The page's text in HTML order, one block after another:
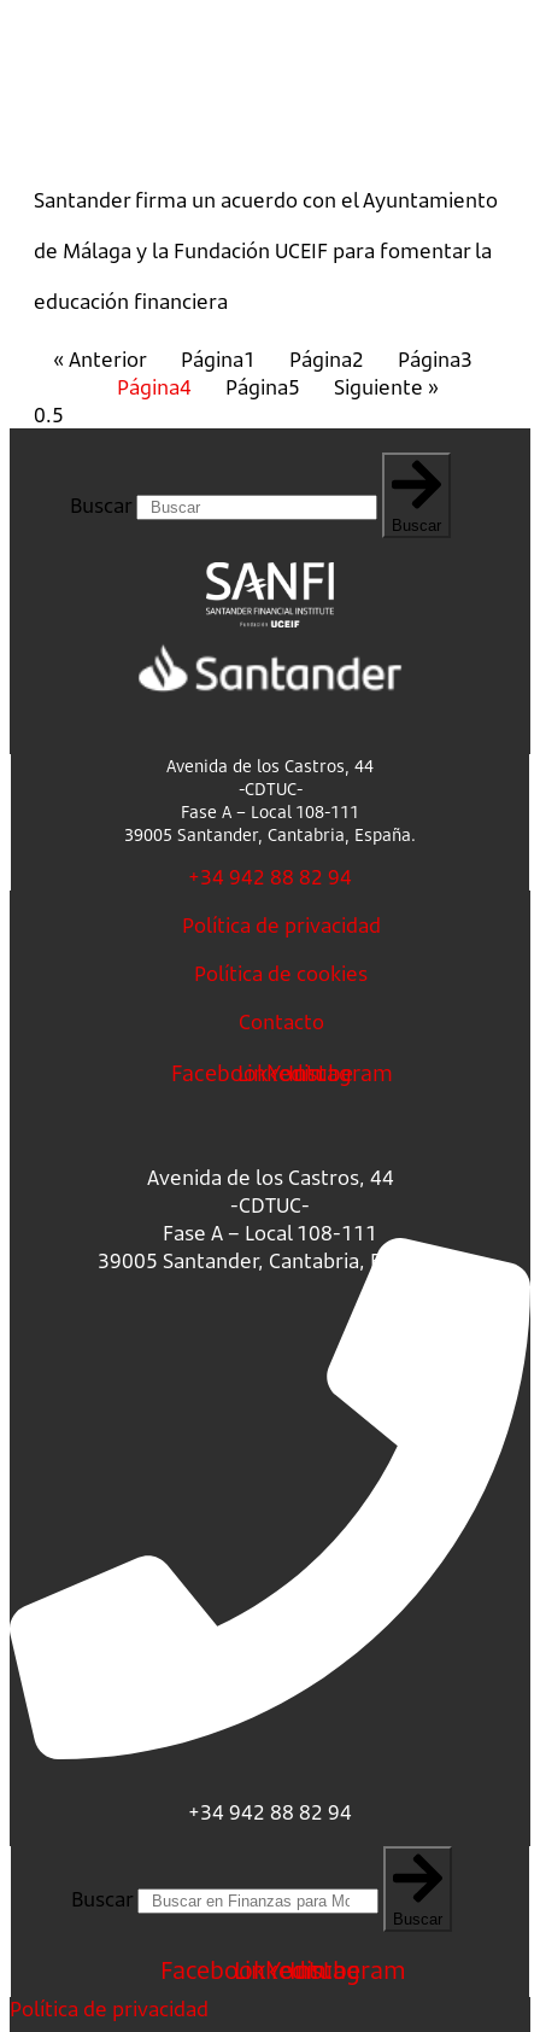
Santander firma un acuerdo con el Ayuntamiento
de Málaga y la Fundación UCEIF para fomentar la
educación financiera
« Anterior Página1 Página2 Página3
Página4 Página5 Siguiente »
Buscar
Buscar
Avenida de los Castros, 44
-CDTUC-
Fase A – Local 108-111
39005 Santander, Cantabria, España.
+34 942 88 82 94
Política de privacidad
Política de cookies
Contacto
FacebookLinkedin
Youtube
Instagram
Avenida de los Castros, 44
-CDTUC-
Fase A – Local 108-111
39005 Santander, Cantabria, España.
+34 942 88 82 94
Buscar
Buscar
FacebookLinkedin
Youtube
Instagram
Política de privacidad